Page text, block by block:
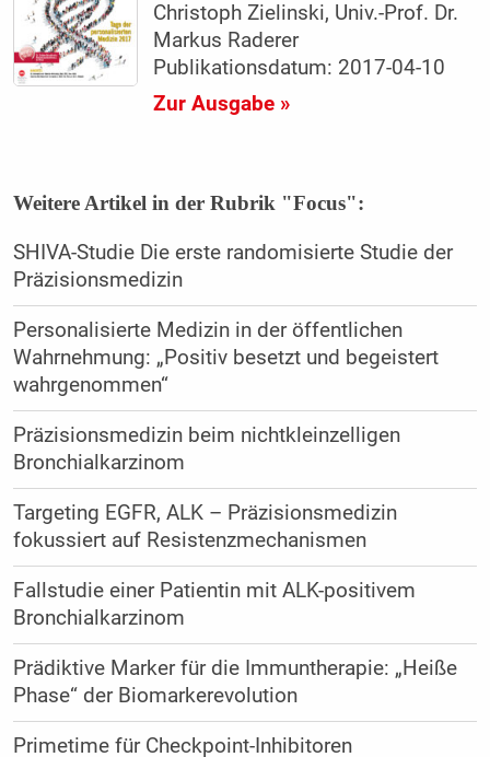
Christoph Zielinski, Univ.-Prof. Dr.
Markus Raderer
Publikationsdatum: 2017-04-10
Zur Ausgabe »
Weitere Artikel in der Rubrik "Focus":
SHIVA-Studie Die erste randomisierte Studie der
Präzisionsmedizin
Personalisierte Medizin in der öffentlichen
Wahrnehmung: „Positiv besetzt und begeistert
wahrgenommen“
Präzisionsmedizin beim nichtkleinzelligen
Bronchialkarzinom
Targeting EGFR, ALK – Präzisionsmedizin
fokussiert auf Resistenzmechanismen
Fallstudie einer Patientin mit ALK-positivem
Bronchialkarzinom
Prädiktive Marker für die Immuntherapie: „Heiße
Phase“ der Biomarkerevolution
Primetime für Checkpoint-Inhibitoren